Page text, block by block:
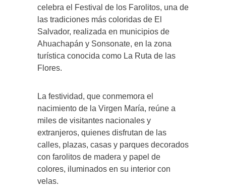
celebra el Festival de los Farolitos, una de
las tradiciones más coloridas de El
Salvador, realizada en municipios de
Ahuachapán y Sonsonate, en la zona
turística conocida como La Ruta de las
Flores.
La festividad, que conmemora el
nacimiento de la Virgen María, reúne a
miles de visitantes nacionales y
extranjeros, quienes disfrutan de las
calles, plazas, casas y parques decorados
con farolitos de madera y papel de
colores, iluminados en su interior con
velas.